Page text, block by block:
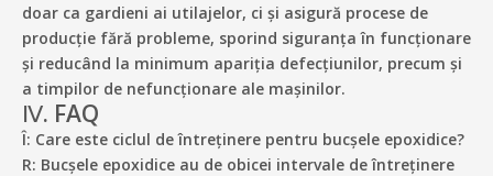
doar ca gardieni ai utilajelor, ci și asigură procese de
producție fără probleme, sporind siguranța în funcționare
și reducând la minimum apariția defecțiunilor, precum și
a timpilor de nefuncționare ale mașinilor.
Ⅳ. FAQ
Î: Care este ciclul de întreținere pentru bucșele epoxidice?
R: Bucșele epoxidice au de obicei intervale de întreținere